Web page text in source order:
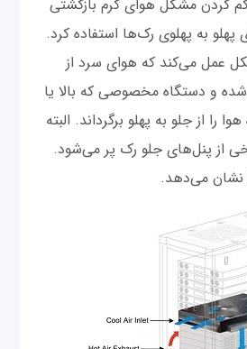
کردن مشکل هوای گرم بازگشتی
به پهلوی رک‌ها استفاده کرد.
عمل می‌کند که هوای سرد از
و دستگاه مخصوصی که بالا یا
از جلو به پهلو برگرداند. البته
از پنل‌های جلو رک پر می‌شود.